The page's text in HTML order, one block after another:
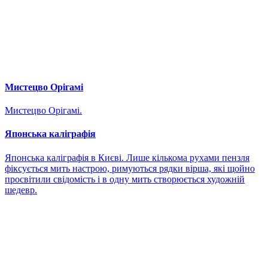
Мистецво Орігамі
Мистецво Орігамі.
Японська каліграфія
Японська каліграфія в Києві. Лише кількома рухами пензля
фіксується мить настрою, римуються рядки вірша, які щойно
просвітили свідомість і в одну мить створюється художній
шедевр.